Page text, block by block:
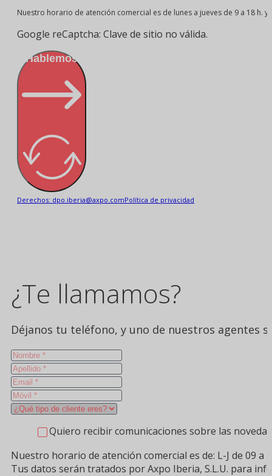
Nuestro horario de atención comercial es de lunes a jueves de 9 a 18 h.
Google reCaptcha: Clave de sitio no válida.
¡Hablemos!
Derechos: dpo.iberia@axpo.comPolítica de privacidad
¿Te llamamos?
Déjanos tu teléfono, y uno de nuestros agentes
Quiero recibir comunicaciones sobre las
Nuestro horario de atención comercial es de: L-J de 09 a
Tus datos serán tratados por Axpo Iberia, S.L.U. para